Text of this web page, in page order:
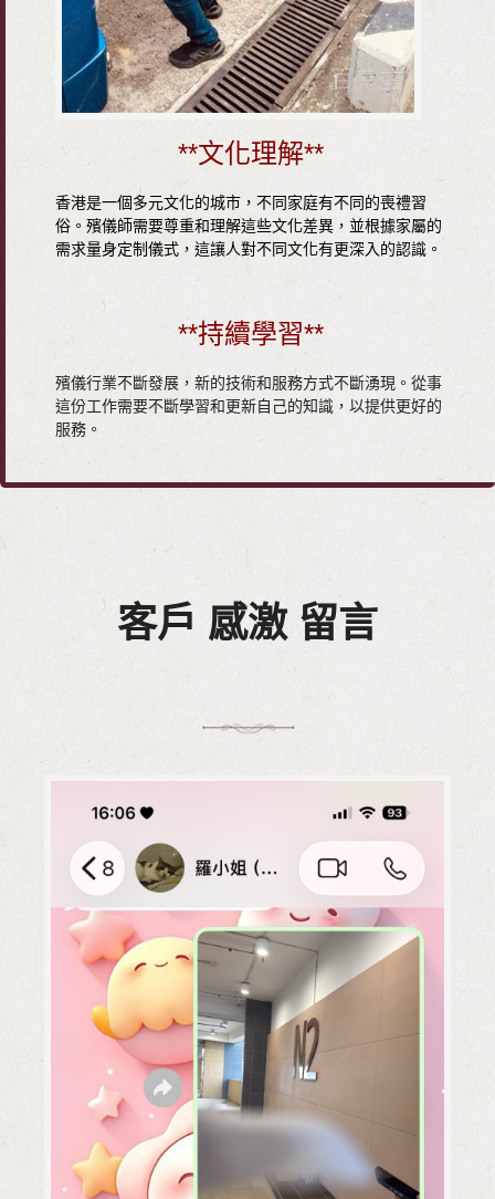
**文化理解**
香港是一個多元文化的城市，不同家庭有不同的喪禮習
俗。殯儀師需要尊重和理解這些文化差異，並根據家屬的
需求量身定制儀式，這讓人對不同文化有更深入的認識。
**持續學習**
殯儀行業不斷發展，新的技術和服務方式不斷湧現。從事
這份工作需要不斷學習和更新自己的知識，以提供更好的
服務。
客戶 感激 留言